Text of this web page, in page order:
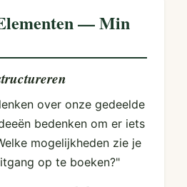
— Min
over onze gedeelde
bedenken om er iets
mogelijkheden zie je
op te boeken?"